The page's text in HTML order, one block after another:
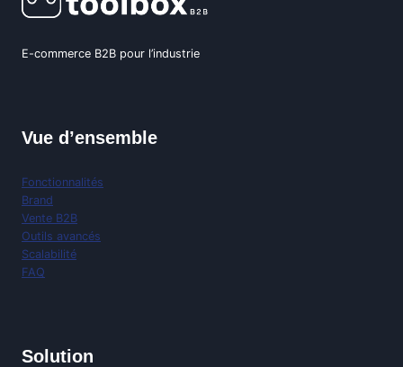
E-commerce B2B pour l’industrie
Vue d’ensemble
Fonctionnalités
Brand
Vente B2B
Outils avancés
Scalabilité
FAQ
Solution